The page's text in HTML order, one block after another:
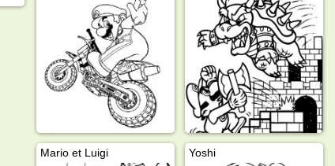
Mario et Luigi Yoshi